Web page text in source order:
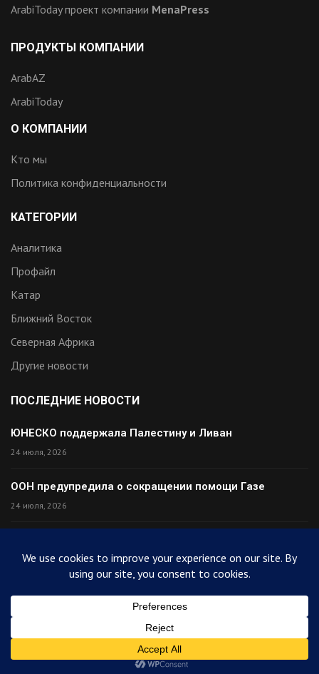
ArabiToday проект компании MenaPress
ПРОДУКТЫ КОМПАНИИ
ArabAZ
ArabiToday
О КОМПАНИИ
Кто мы
Политика конфиденциальности
КАТЕГОРИИ
Аналитика
Профайл
Катар
Ближний Восток
Северная Африка
Другие новости
ПОСЛЕДНИЕ НОВОСТИ
ЮНЕСКО поддержала Палестину и Ливан
24 июля, 2026
ООН предупредила о сокращении помощи Газе
24 июля, 2026
24 июля, 2026
Палестина высмеяла Израиль после финала ЧМ
© 2025ArabiToday